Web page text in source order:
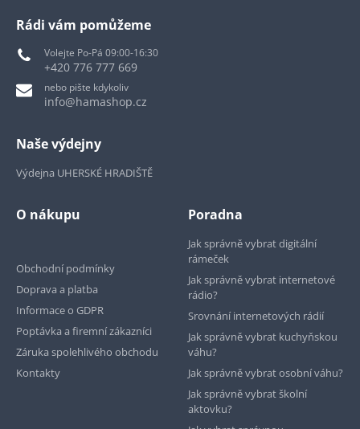
Rádi vám pomůžeme
Volejte Po-Pá 09:00-16:30
+420 776 777 669
nebo pište kdykoliv
info@hamashop.cz
Naše výdejny
Výdejna UHERSKÉ HRADIŠTĚ
O nákupu
Obchodní podmínky
Doprava a platba
Informace o GDPR
Poptávka a firemní zákazníci
Záruka spolehlivého obchodu
Kontakty
Poradna
Jak správně vybrat digitální
rámeček
Jak správně vybrat internetové
rádio?
Srovnání internetových rádií
Jak správně vybrat kuchyňskou
váhu?
Jak správně vybrat osobní váhu?
Jak správně vybrat školní
aktovku?